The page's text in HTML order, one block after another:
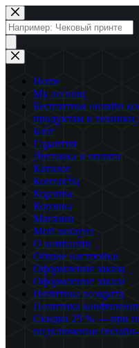
Перейти
к
сути
Поиск
товаров
Home
My account
Бесплатная онлайн
продуктам и техники
Блог
Гарантия
Доставка и оплата
Каталог
Контакты
Корзина
Корзина
Магазин
Мой аккаунт
О компании
Общие настройки
Оформление заказа
Оформление заказа
Политика возврата
Политика
Скидка 25 % — при
подключении